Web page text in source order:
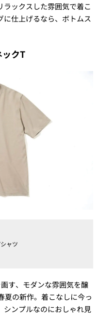
ックスした雰囲気で着こ
に仕上げるなら、ボトムス
クT
ャツ
す、モダンな雰囲気を醸
夏の新作。着こなしに今っ
シンプルなのにおしゃれ見